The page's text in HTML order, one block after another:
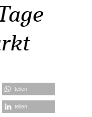
teilen
teilen